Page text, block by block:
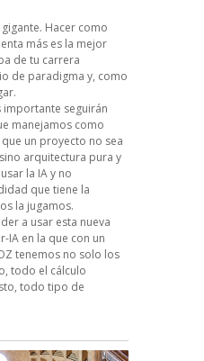
Hacer como
más es la mejor
de tu carrera
de paradigma y, como
importante seguirán
manejamos como
un proyecto no sea
arquitectura pura y
la IA y no
que tiene la
la jugamos.
a usar esta nueva
IA en la que con un
tenemos no solo los
todo el cálculo
todo tipo de